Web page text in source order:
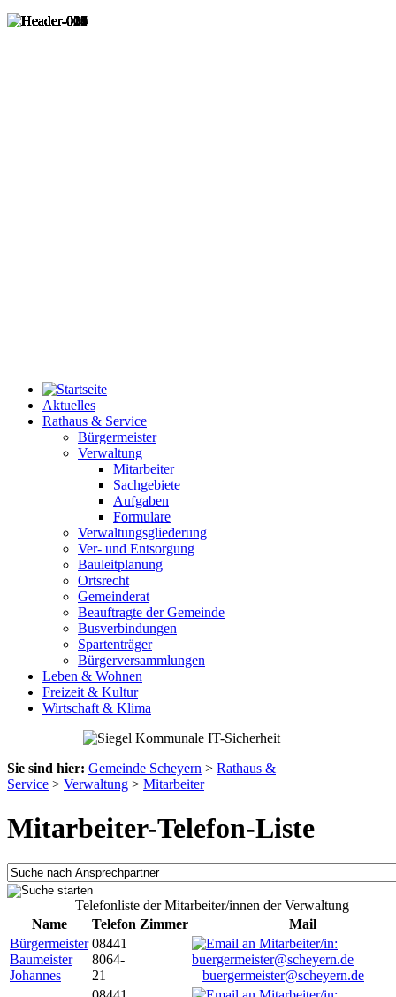
Aktuelles
Rathaus & Service
Bürgermeister
Verwaltung
Mitarbeiter
Sachgebiete
Aufgaben
Formulare
Verwaltungsgliederung
Ver- und Entsorgung
Bauleitplanung
Ortsrecht
Gemeinderat
Beauftragte der Gemeinde
Busverbindungen
Spartenträger
Bürgerversammlungen
Leben & Wohnen
Freizeit & Kultur
Wirtschaft & Klima
Sie sind hier: Gemeinde Scheyern > Rathaus &
Service > Verwaltung > Mitarbeiter
Mitarbeiter-Telefon-Liste
Telefonliste der Mitarbeiter/innen der Verwaltung
Name
Telefon Zimmer
Mail
Bürgermeister
Baumeister
Johannes
08441
8064-
21
buergermeister@scheyern.de